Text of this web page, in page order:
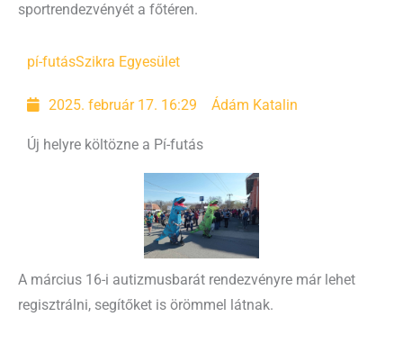
sportrendezvényét a főtéren.
pí-futásSzikra Egyesület
2025. február 17. 16:29 Ádám Katalin
Új helyre költözne a Pí-futás
A március 16-i autizmusbarát rendezvényre már lehet
regisztrálni, segítőket is örömmel látnak.